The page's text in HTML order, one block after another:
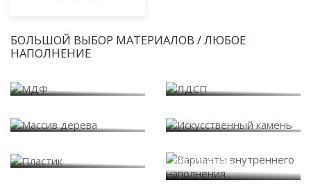
БОЛЬШОЙ ВЫБОР МАТЕРИАЛОВ / ЛЮБОЕ
НАПОЛНЕНИЕ
наполнения